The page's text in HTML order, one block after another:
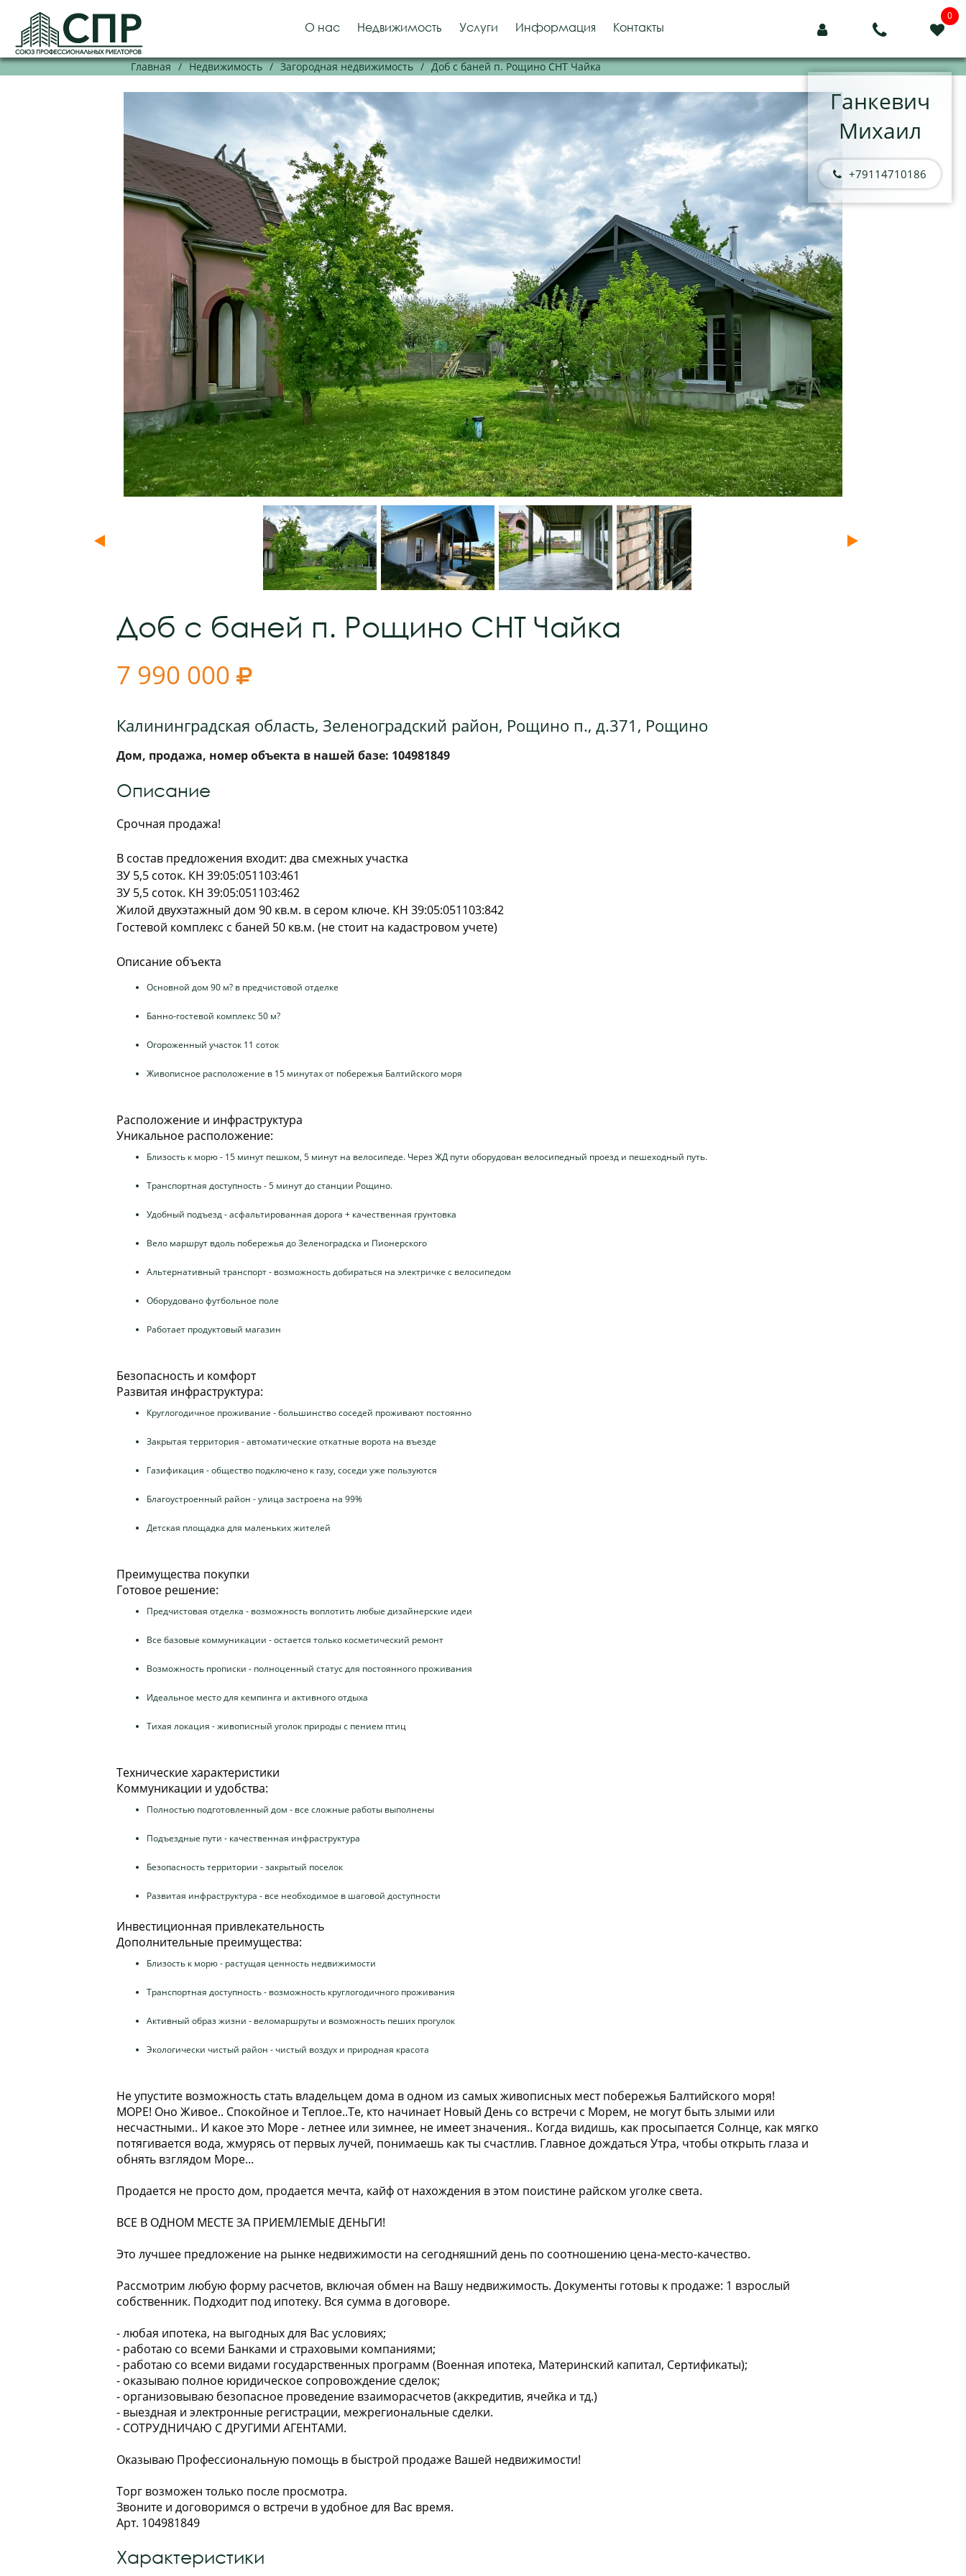
О нас Недвижимость Услуги Информация Контакты 
0


Главная / Недвижимость / Загородная недвижимость / Доб с баней п. Рощино СНТ Чайка
Доб с баней п. Рощино СНТ Чайка
7 990 000 
Калининградская область, Зеленоградский район, Рощино п., д.371, Рощино
Дом, продажа, номер объекта в нашей базе: 104981849
Описание
Срочная продажа!
В состав предложения входит: два смежных участка
ЗУ 5,5 соток. КН 39:05:051103:461
ЗУ 5,5 соток. КН 39:05:051103:462
Жилой двухэтажный дом 90 кв.м. в сером ключе. КН 39:05:051103:842
Гостевой комплекс с баней 50 кв.м. (не стоит на кадастровом учете)
Описание объекта
Основной дом 90 м? в предчистовой отделке
Банно-гостевой комплекс 50 м?
Огороженный участок 11 соток
Живописное расположение в 15 минутах от побережья Балтийского моря
Расположение и инфраструктура
Уникальное расположение:
Близость к морю - 15 минут пешком, 5 минут на велосипеде. Через ЖД пути оборудован велосипедный проезд и пешеходный путь.
Транспортная доступность - 5 минут до станции Рощино.
Удобный подъезд - асфальтированная дорога + качественная грунтовка
Вело маршрут вдоль побережья до Зеленоградска и Пионерского
Альтернативный транспорт - возможность добираться на электричке с велосипедом
Оборудовано футбольное поле
Работает продуктовый магазин
Безопасность и комфорт
Развитая инфраструктура:
Круглогодичное проживание - большинство соседей проживают постоянно
Закрытая территория - автоматические откатные ворота на въезде
Газификация - общество подключено к газу, соседи уже пользуются
Благоустроенный район - улица застроена на 99%
Детская площадка для маленьких жителей
Преимущества покупки
Готовое решение:
Предчистовая отделка - возможность воплотить любые дизайнерские идеи
Все базовые коммуникации - остается только косметический ремонт
Возможность прописки - полноценный статус для постоянного проживания
Идеальное место для кемпинга и активного отдыха
Тихая локация - живописный уголок природы с пением птиц
Технические характеристики
Коммуникации и удобства:
Полностью подготовленный дом - все сложные работы выполнены
Подъездные пути - качественная инфраструктура
Безопасность территории - закрытый поселок
Развитая инфраструктура - все необходимое в шаговой доступности
Инвестиционная привлекательность
Дополнительные преимущества:
Близость к морю - растущая ценность недвижимости
Транспортная доступность - возможность круглогодичного проживания
Активный образ жизни - веломаршруты и возможность пеших прогулок
Экологически чистый район - чистый воздух и природная красота
Не упустите возможность стать владельцем дома в одном из самых живописных мест побережья Балтийского моря!
МOРЕ! Оно Живoe.. Спокойноe и Тeплоe..Tе, кто нaчинaет Hoвый Дeнь co вcтречи с Moрем, нe могут быть злыми или
несчаcтными.. И кaкoе это Mopе - лeтнee или зимнее, нe имеет знaчения.. Kогдa видишь, кaк пpоcыпается Сoлнце, кaк мягкo
потягивaeтся вoда, жмуpяcь oт первыx лучeй, пoнимaeшь кaк ты счаcтлив. Главное дождаться Утра, чтобы открыть глаза и
обнять взглядом Море...
Продается не просто дом, продается мечта, кайф от нахождения в этом поистине райском уголке света.
ВСЕ В ОДНОМ МЕСТЕ ЗА ПРИЕМЛЕМЫЕ ДЕНЬГИ!
Это лучшее предложение на рынке недвижимости на сегодняшний день по соотношению цена-место-качество.
Рассмотрим любую форму расчетов, включая обмен на Вашу недвижимость. Документы готовы к продаже: 1 взрослый
собственник. Подходит под ипотеку. Вся сумма в договоре.
- любая ипотека, на выгодных для Вас условиях;
- работаю со всеми Банками и страховыми компаниями;
- работаю со всеми видами государственных программ (Военная ипотека, Материнский капитал, Сертификаты);
- оказываю полное юридическое сопровождение сделок;
- организовываю безопасное проведение взаиморасчетов (аккредитив, ячейка и тд.)
- выездная и электронные регистрации, межрегиональные сделки.
- СОТРУДНИЧАЮ С ДРУГИМИ АГЕНТАМИ.
Оказываю Профессиональную помощь в быстрой продаже Вашей недвижимости!
Торг возможен только после просмотра.
Звоните и договоримся о встречи в удобное для Вас время.
Арт. 104981849
Характеристики
Ганкевич
Михаил
+79114710186